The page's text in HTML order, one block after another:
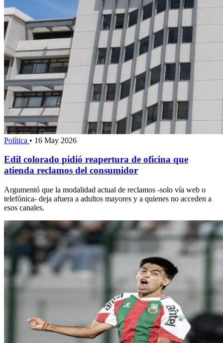
Política • 16 May 2026
Edil colorado pidió reapertura de oficina que
atienda reclamos del consumidor
Argumentó que la modalidad actual de reclamos -solo vía web o
telefónica- deja afuera a adultos mayores y a quienes no acceden a
esos canales.